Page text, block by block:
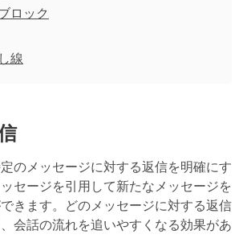
ロック
線
のメッセージに対する返信を明確にす
セージを引用して新たなメッセージを
きます。どのメッセージに対する返信
会話の流れを追いやすくなる効果があ